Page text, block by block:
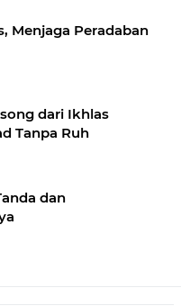
Menjaga Peradaban
dari Ikhlas
Tanpa Ruh
dan